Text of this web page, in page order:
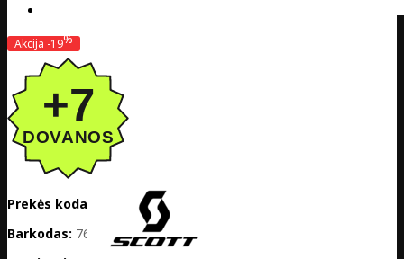
Akcija -19%
Prekės kodas:
EE02-423226-7315
Barkodas: 7616185210337